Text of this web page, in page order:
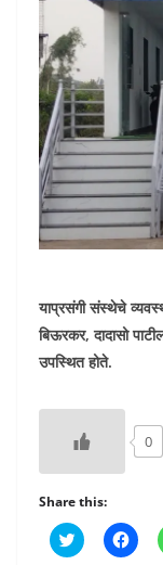
याप्रसंगी संस्थेचे
बिऊरकर, दादासो
उपस्थित होते.
0
Share this:
C
l
C
l